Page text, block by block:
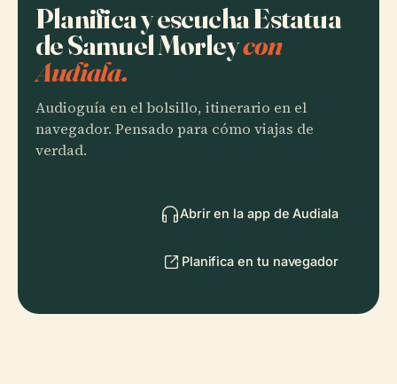
Planifica y escucha Estatua
de Samuel Morleycon
Audiala.
Audioguía en el bolsillo, itinerario en el
navegador. Pensado para cómo viajas de
verdad.
Abrir en la app de Audiala
Planifica en tu navegador